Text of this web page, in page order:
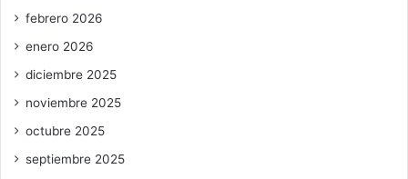
febrero 2026
enero 2026
diciembre 2025
noviembre 2025
octubre 2025
septiembre 2025